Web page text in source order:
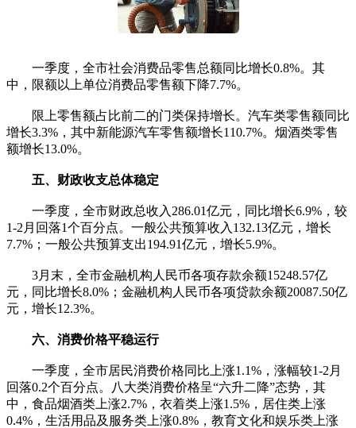
一季度，全市社会消费品零售总额同比增长0.8%。其
中，限额以上单位消费品零售额下降7.7%。
限上零售额占比前二的门类保持增长。汽车类零售额同比
增长3.3%，其中新能源汽车零售额增长110.7%。烟酒类零售
额增长13.0%。
五、财政收支总体稳定
一季度，全市财政总收入286.01亿元，同比增长6.9%，较
1-2月回落1个百分点。一般公共预算收入132.13亿元，增长
7.7%；一般公共预算支出194.91亿元，增长5.9%。
3月末，全市金融机构人民币各项存款余额15248.57亿
元，同比增长8.0%；金融机构人民币各项贷款余额20087.50亿
元，增长12.3%。
六、消费价格平稳运行
一季度，全市居民消费价格同比上涨1.1%，涨幅较1-2月
回落0.2个百分点。八大类消费价格呈“六升二降”态势，其
中，食品烟酒类上涨2.7%，衣着类上涨1.5%，居住类上涨
0.4%，生活用品及服务类上涨0.8%，教育文化和娱乐类上涨